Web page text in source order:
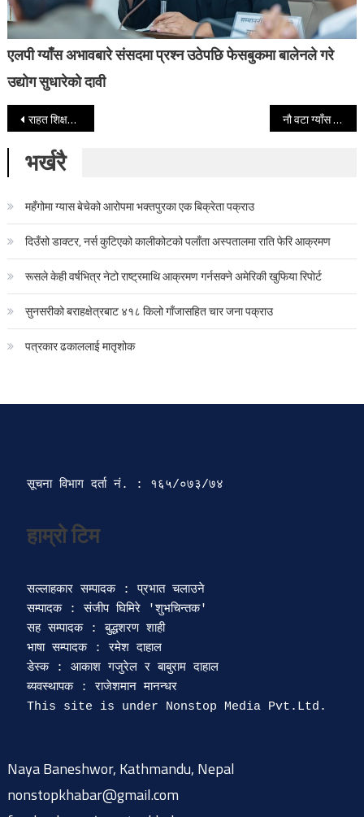
एलपी ग्याँस अभावबारे संसदमा प्रश्न उठेपछि फेसबुकमा बालेनले गरे
उद्योग सुधारेको दावी
Post navigation
राहत शिक्षकको आन्दोलन फिर्ता, कारण यस्तो नौ वटा ग्याँस सिलिन्डर एकसाथ पड्केपछि टोलमा ठूलो त्रास
भर्खरै
महँगोमा ग्यास बेचेको आरोपमा भक्तपुरका एक बिक्रेता पक्राउ
दिउँसो डाक्टर, नर्स कुटिएको कालीकोटको पलाँता अस्पतालमा राति फेरि आक्रमण
रूसले केही वर्षभित्र नेटो राष्ट्रमाथि आक्रमण गर्नसक्ने अमेरिकी खुफिया रिपोर्ट
सुनसरीको बराहक्षेत्रबाट ४१८ किलो गाँजासहित चार जना पक्राउ
पत्रकार ढकाललाई मातृशोक
सूचना विभाग दर्ता‍ नं. : १६५/०७३/७४
हाम्रो टिम
सल्लाहकार सम्पादक : प्रभात चलाउने
सम्पादक : संजीप घिमिरे 'शुभचिन्तक'
सह सम्पादक : बुद्धशरण शाही
भाषा सम्पादक : रमेश दाहाल
डेस्क : आकाश गजुरेल र बाबुराम दाहाल
ब्यवस्थापक : राजेशमान मानन्धर
Naya Baneshwor, Kathmandu, Nepal
nonstopkhabar@gmail.com